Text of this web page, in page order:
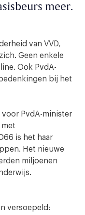
meer.
van VVD,
Geen enkele
Ook PvdA-
bij het
PvdA-minister
met
is het haar
Het nieuwe
miljoenen
versoepeld: